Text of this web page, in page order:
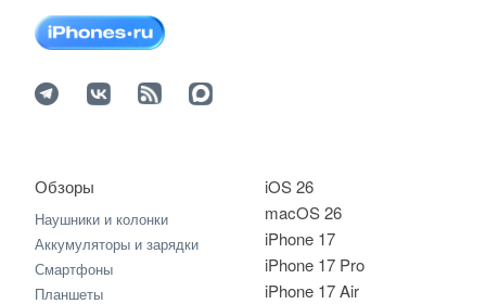
iOS 26
macOS 26
iPhone 17
iPhone 17 Pro
iPhone 17 Air
Обзоры
Наушники и колонки
Аккумуляторы и зарядки
Смартфоны
Планшеты